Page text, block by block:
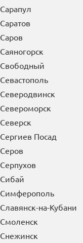
Сарапул
Саратов
Саров
Саяногорск
Свободный
Севастополь
Северодвинск
Североморск
Северск
Сергиев Посад
Серов
Серпухов
Сибай
Симферополь
Славянск-на-Кубани
Смоленск
Снежинск